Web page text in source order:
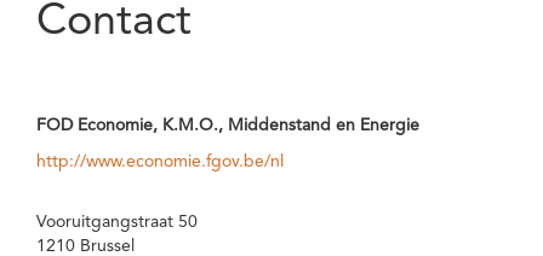
Contact
FOD Economie, K.M.O., Middenstand en Energie
http://www.economie.fgov.be/nl
Vooruitgangstraat 50
1210 Brussel